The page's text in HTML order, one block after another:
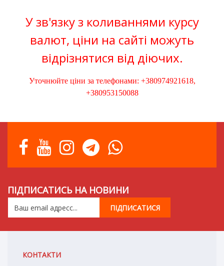
У зв'язку з коливаннями курсу
валют, ціни на сайті можуть
відрізнятися від діючих.
Уточнюйте ціни за телефонами: +380974921618,
+380953150088
ПІДПИСАТИСЬ НА НОВИНИ
КОНТАКТИ